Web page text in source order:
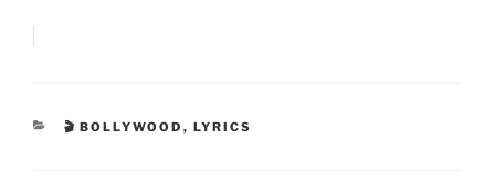
CATEGORIES
🎬 BOLLYWOOD , LYRICS